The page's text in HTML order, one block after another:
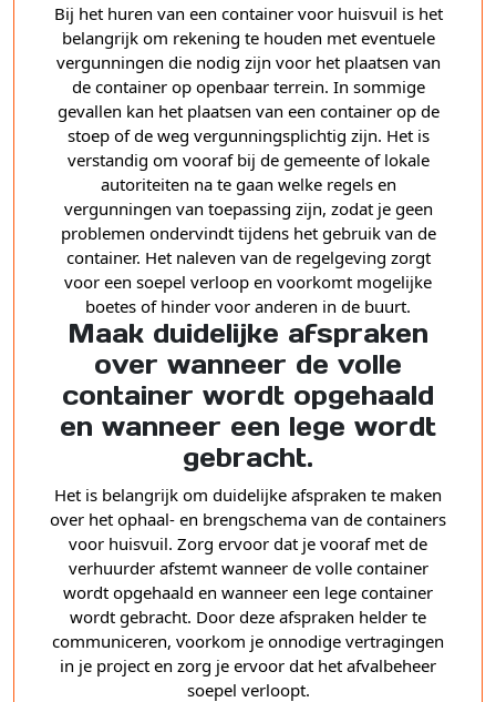
Bij het huren van een container voor huisvuil is het
belangrijk om rekening te houden met eventuele
vergunningen die nodig zijn voor het plaatsen van
de container op openbaar terrein. In sommige
gevallen kan het plaatsen van een container op de
stoep of de weg vergunningsplichtig zijn. Het is
verstandig om vooraf bij de gemeente of lokale
autoriteiten na te gaan welke regels en
vergunningen van toepassing zijn, zodat je geen
problemen ondervindt tijdens het gebruik van de
container. Het naleven van de regelgeving zorgt
voor een soepel verloop en voorkomt mogelijke
boetes of hinder voor anderen in de buurt.
Maak duidelijke afspraken
over wanneer de volle
container wordt opgehaald
en wanneer een lege wordt
gebracht.
Het is belangrijk om duidelijke afspraken te maken
over het ophaal- en brengschema van de containers
voor huisvuil. Zorg ervoor dat je vooraf met de
verhuurder afstemt wanneer de volle container
wordt opgehaald en wanneer een lege container
wordt gebracht. Door deze afspraken helder te
communiceren, voorkom je onnodige vertragingen
in je project en zorg je ervoor dat het afvalbeheer
soepel verloopt.